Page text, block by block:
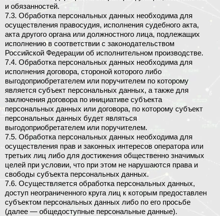
и обязанностей.
7.3. Обработка персональных данных необходима для
осуществления правосудия, исполнения судебного акта,
акта другого органа или должностного лица, подлежащих
исполнению в соответствии с законодательством
Российской Федерации об исполнительном производстве.
7.4. Обработка персональных данных необходима для
исполнения договора, стороной которого либо
выгодоприобретателем или поручителем по которому
является субъект персональных данных, а также для
заключения договора по инициативе субъекта
персональных данных или договора, по которому субъект
персональных данных будет являться
выгодоприобретателем или поручителем.
7.5. Обработка персональных данных необходима для
осуществления прав и законных интересов оператора или
третьих лиц либо для достижения общественно значимых
целей при условии, что при этом не нарушаются права и
свободы субъекта персональных данных.
7.6. Осуществляется обработка персональных данных,
доступ неограниченного круга лиц к которым предоставлен
субъектом персональных данных либо по его просьбе
(далее — общедоступные персональные данные).